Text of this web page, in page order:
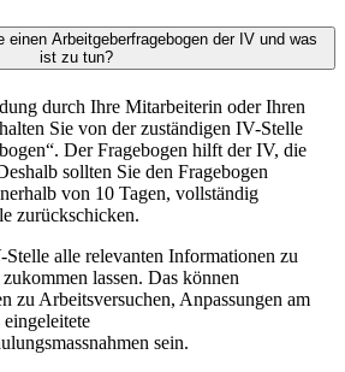
einen Arbeitgeberfragebogen der IV und was
ist zu tun?
durch Ihre Mitarbeiterin oder Ihren
Sie von der zuständigen IV-Stelle
Der Fragebogen hilft der IV, die
sollten Sie den Fragebogen
von 10 Tagen, vollständig
zurückschicken.
alle relevanten Informationen zu
lassen. Das können
zu Arbeitsversuchen, Anpassungen am
sein.